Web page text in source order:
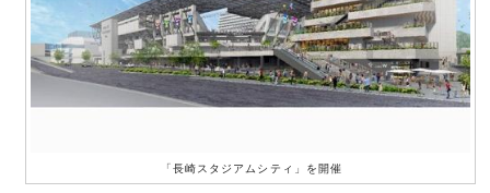
「長崎スタジアムシティ」を開催